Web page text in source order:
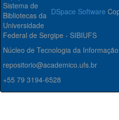
DSpace Software
Sistema de
Bibliotecas da
Universidade
Federal de Sergipe - SIBIUFS
Núcleo de Tecnologia da
repositorio@academico.ufs.br
+55 79 3194-6528